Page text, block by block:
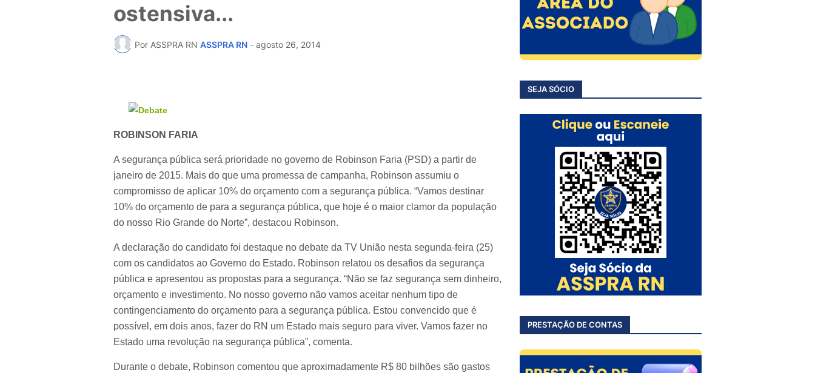
ostensiva...
Por ASSPRA RN ASSPRA RN - agosto 26, 2014
ROBINSON FARIA
A segurança pública será prioridade no governo de Robinson Faria (PSD) a partir de
janeiro de 2015. Mais do que uma promessa de campanha, Robinson assumiu o
compromisso de aplicar 10% do orçamento com a segurança pública. “Vamos destinar
10% do orçamento de para a segurança pública, que hoje é o maior clamor da população
do nosso Rio Grande do Norte”, destacou Robinson.
A declaração do candidato foi destaque no debate da TV União nesta segunda-feira (25)
com os candidatos ao Governo do Estado. Robinson relatou os desafios da segurança
pública e apresentou as propostas para a segurança. “Não se faz segurança sem dinheiro,
orçamento e investimento. No nosso governo não vamos aceitar nenhum tipo de
contingenciamento do orçamento para a segurança pública. Estou convencido que é
possível, em dois anos, fazer do RN um Estado mais seguro para viver. Vamos fazer no
Estado uma revolução na segurança pública”, comenta.
Durante o debate, Robinson comentou que aproximadamente R$ 80 bilhões são gastos
SEJA SÓCIO
PRESTAÇÃO DE CONTAS